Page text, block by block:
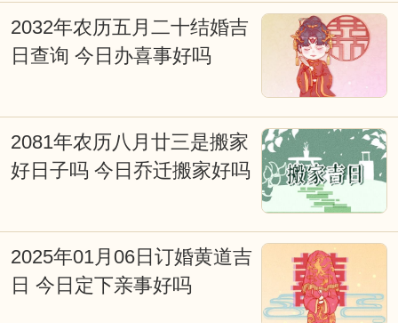
日，而对您来说可能会不太合适。因此，
对于重要的事情还是要针对自已进行专业
择吉日而行事会更好点，择吉日网的在线
择日查询系统能为您解忧并永久免费开
放。
2032年农历五月二十结婚吉
日查询 今日办喜事好吗
2081年农历八月廿三是搬家
好日子吗 今日乔迁搬家好吗
2025年01月06日订婚黄道吉
日 今日定下亲事好吗